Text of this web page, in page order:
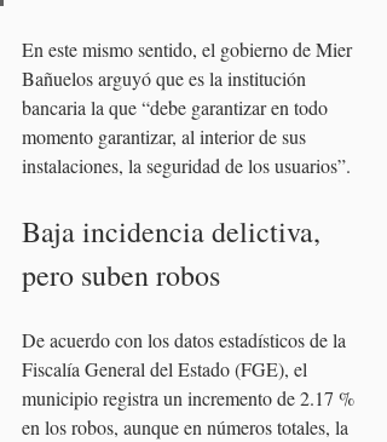
En este mismo sentido, el gobierno de Mier
Bañuelos arguyó que es la institución
bancaria la que “debe garantizar en todo
momento garantizar, al interior de sus
instalaciones, la seguridad de los usuarios”.
Baja incidencia delictiva,
pero suben robos
De acuerdo con los datos estadísticos de la
Fiscalía General del Estado (FGE), el
municipio registra un incremento de 2.17 %
en los robos, aunque en números totales, la